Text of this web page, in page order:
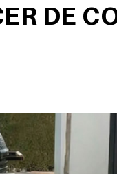
DE